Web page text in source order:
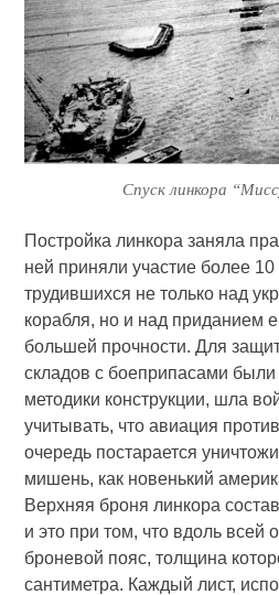
Спуск линкора
Постройка линкора заняла
ней приняли участие более 10
трудившихся не только над
корабля, но и над приданием
большей прочности. Для
складов с боеприпасами
методики конструкции, шла
учитывать, что авиация
очередь постарается
мишень, как новенький
Верхняя броня линкора
и это при том, что вдоль всей
броневой пояс, толщина
сантиметра. Каждый лист,